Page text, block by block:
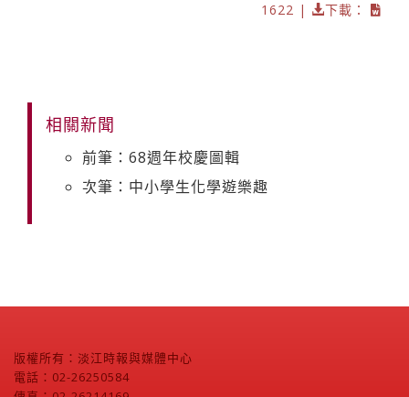
1622 |
下載：
相關新聞
前筆：68週年校慶圖輯
次筆：中小學生化學遊樂趣
版權所有：淡江時報與媒體中心
電話：02-26250584